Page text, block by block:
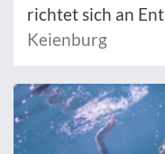
richtet sich an
Keienburg